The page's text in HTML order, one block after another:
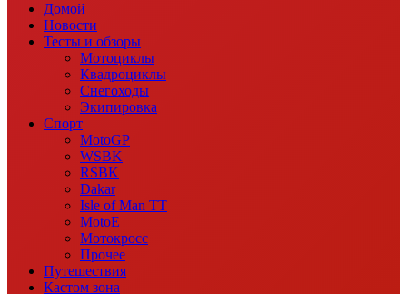
Домой
Новости
Тесты и обзоры
Мотоциклы
Квадроциклы
Снегоходы
Экипировка
Спорт
MotoGP
WSBK
RSBK
Dakar
Isle of Man TT
MotoE
Мотокросс
Прочее
Путешествия
Кастом зона